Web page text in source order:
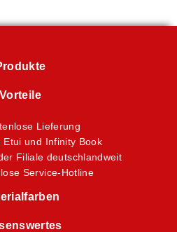
Vorteile
Lieferung
Etui und Infinity Book
Filiale deutschlandweit
Service-Hotline